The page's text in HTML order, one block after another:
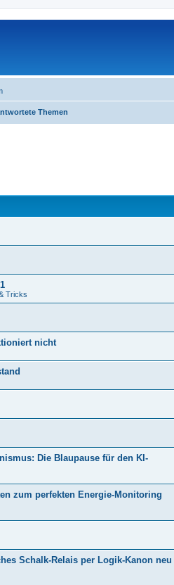
Themen
Tricks
nicht
Die Blaupause für den KI-
zum perfekten Energie-Monitoring
Schalk-Relais per Logik-Kanon neu